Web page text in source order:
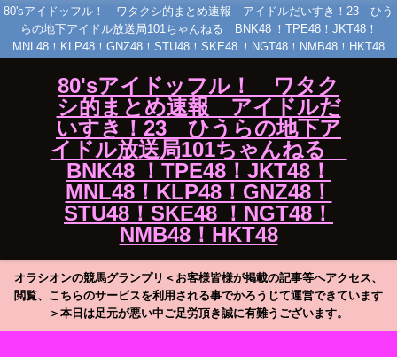
80'sアイドッフル！ ワタクシ的まとめ速報 アイドルだいすき！23 ひう
らの地下アイドル放送局101ちゃんねる BNK48 ！TPE48！JKT48！
MNL48！KLP48！GNZ48！STU48！SKE48 ！NGT48！NMB48！HKT48
80'sアイドッフル！ ワタク
シ的まとめ速報 アイドルだ
いすき！23 ひうらの地下ア
イドル放送局101ちゃんねる
BNK48 ！TPE48！JKT48！
MNL48！KLP48！GNZ48！
STU48！SKE48 ！NGT48！
NMB48！HKT48
オラシオンの競馬グランプリ＜お客様皆様が掲載の記事等へアクセス、
閲覧、こちらのサービスを利用される事でかろうじて運営できています
＞本日は足元が悪い中ご足労頂き誠に有難うございます。